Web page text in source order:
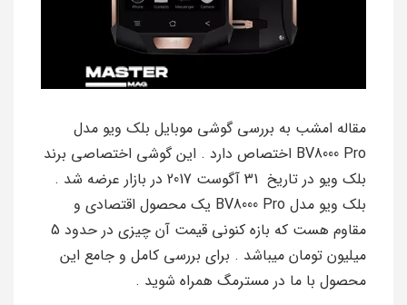
مقاله امشب به بررسی گوشی موبایل بلک ویو مدل
BV8000 Pro اختصاص دارد . این گوشی اختصاصی برند
بلک ویو در تاریخ 31 آگوست 2017 در بازار عرضه شد .
بلک ویو مدل BV8000 Pro یک محصول اقتصادی و
مقاوم هست که بازه کنونی قیمت آن چیزی در حدود 5
میلیون تومان میباشد . برای بررسی کامل و جامع این
محصول با ما در مسترمگ همراه شوید .